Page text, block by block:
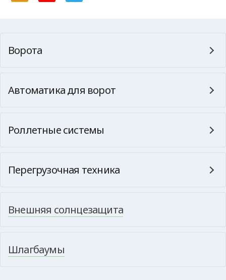
Ворота
Автоматика для ворот
Роллетные системы
Перегрузочная техника
Внешняя солнцезащита
Шлагбаумы